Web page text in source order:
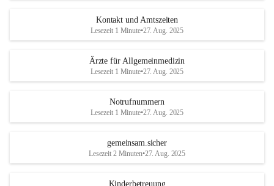
Kontakt und Amtszeiten
Lesezeit 1 Minute•27. Aug. 2025
Ärzte für Allgemeinmedizin
Lesezeit 1 Minute•27. Aug. 2025
Notrufnummern
Lesezeit 1 Minute•27. Aug. 2025
gemeinsam.sicher
Lesezeit 2 Minuten•27. Aug. 2025
Kinderbetreuung